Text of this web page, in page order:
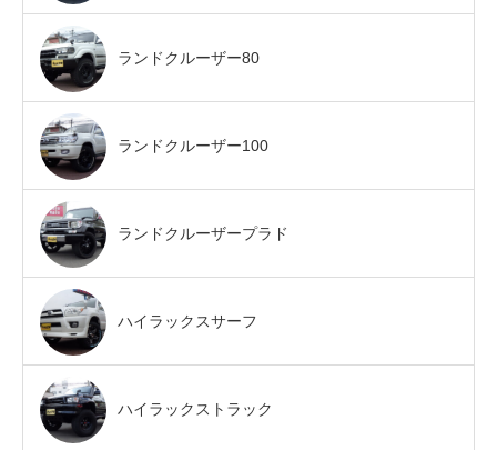
ランドクルーザー80
ランドクルーザー100
ランドクルーザープラド
ハイラックスサーフ
ハイラックストラック